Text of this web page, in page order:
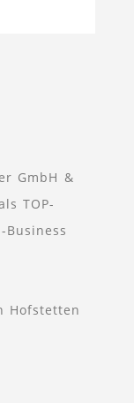
GmbH &
TOP-
Business
Hofstetten